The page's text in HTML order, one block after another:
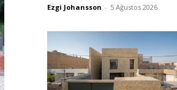
Ezgi Johansson - 5 Ağustos 2026